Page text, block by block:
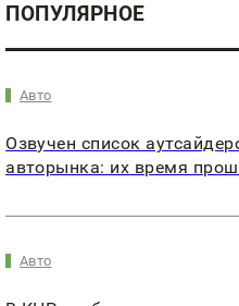
ПОПУЛЯРНОЕ
Авто
Озвучен список
авторынка: их время
Авто